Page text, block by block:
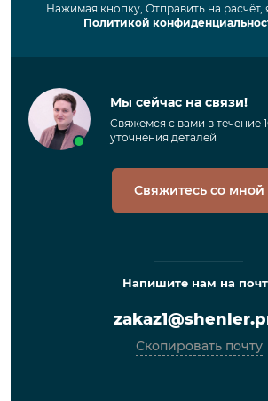
Нажимая кнопку, Отправить на расчёт,
Политикой
Мы сейчас на связи!
Свяжемся с вами в течение
уточнения деталей
Свяжитесь со мной
Напишите нам на
Скопировать почту